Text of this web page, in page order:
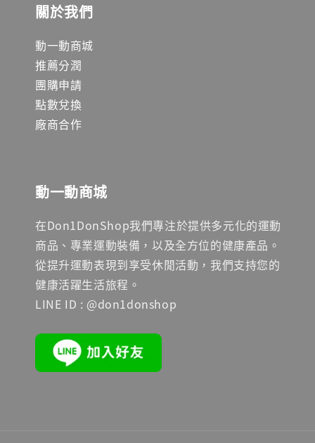
關於我們
動一動商城
推薦分潤
團購申請
點數兌換
廠商合作
動一動商城
在Don1DonShop我們專注於提供多元化的運動
商品、專業運動裝備，以及全方位的健康產品。
從提升運動表現到享受休閒活動，我們支持您的
健康活躍生活旅程。
LINE ID : @don1donshop